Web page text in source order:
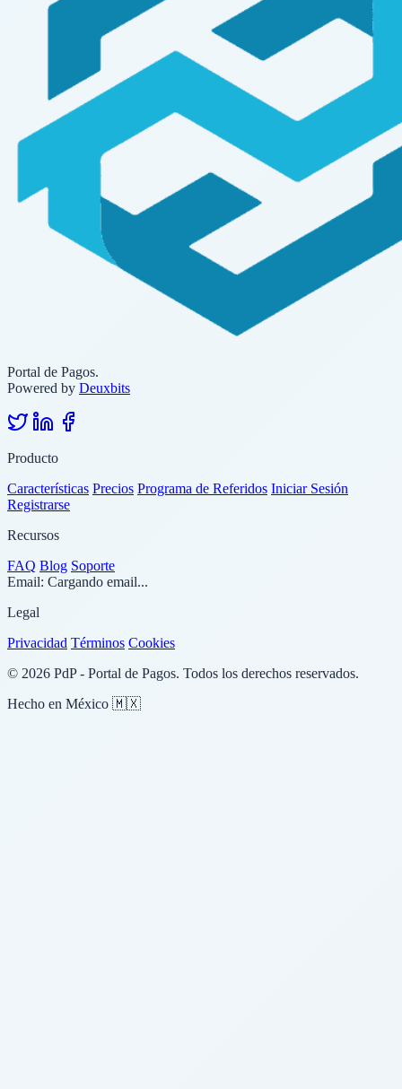
Portal de Pagos.
Powered by Deuxbits
Producto
Características Precios Programa de Referidos Iniciar Sesión
Registrarse
Recursos
FAQ Blog Soporte
Email: Cargando email...
Legal
Privacidad Términos Cookies
© 2026 PdP - Portal de Pagos. Todos los derechos reservados.
Hecho en México 🇲🇽